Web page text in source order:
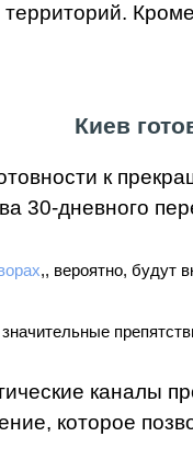
территорий.
Киев
к
30-дневного
,, вероятно, будут
каналы
которое